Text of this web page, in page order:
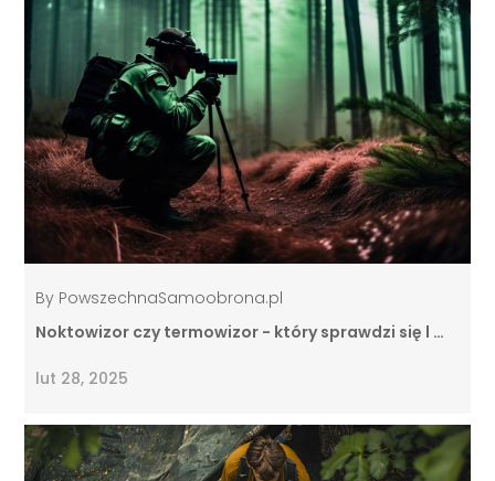
By PowszechnaSamoobrona.pl
Noktowizor czy termowizor - który sprawdzi się l …
lut 28, 2025